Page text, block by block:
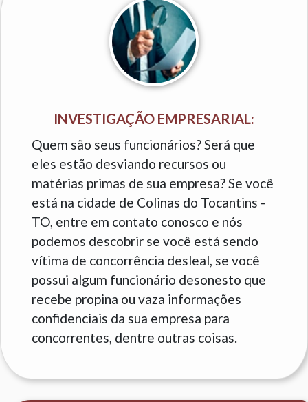
INVESTIGAÇÃO EMPRESARIAL:
Quem são seus funcionários? Será que
eles estão desviando recursos ou
matérias primas de sua empresa? Se você
está na cidade de Colinas do Tocantins -
TO, entre em contato conosco e nós
podemos descobrir se você está sendo
vítima de concorrência desleal, se você
possui algum funcionário desonesto que
recebe propina ou vaza informações
confidenciais da sua empresa para
concorrentes, dentre outras coisas.